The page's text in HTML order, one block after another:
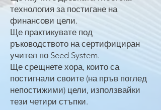
технология за постигане на
финансови цели.
Ще практикувате под
ръководството на сертифициран
учител по Seed System.
Ще срещнете хора, които са
постигнали своите (на пръв поглед
непостижими) цели, използвайки
тези четири стъпки.